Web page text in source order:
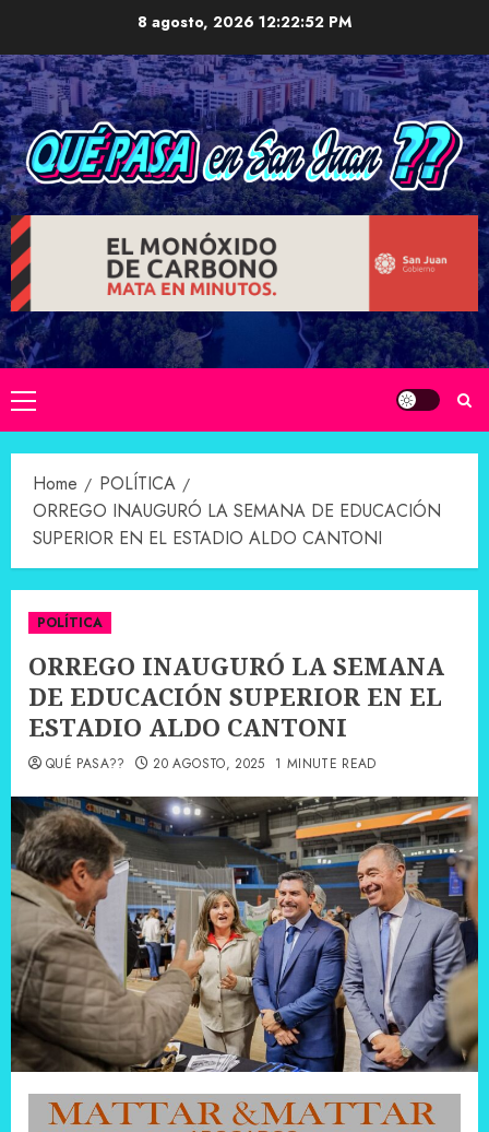
content
8 agosto, 2026 12:22:54 PM
Primary
Menu
Home
POLÍTICA
ORREGO INAUGURÓ LA SEMANA DE EDUCACIÓN
SUPERIOR EN EL ESTADIO ALDO CANTONI
POLÍTICA
ORREGO INAUGURÓ LA SEMANA
DE EDUCACIÓN SUPERIOR EN EL
ESTADIO ALDO CANTONI
QUÉ PASA?? 20 AGOSTO, 2025 1 MINUTE READ